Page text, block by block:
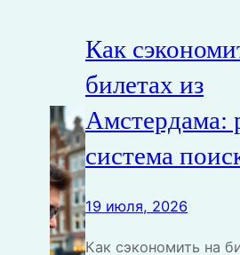
Как
билетах из
Амстердама:
система
19 июля, 2026
Как сэкономить на